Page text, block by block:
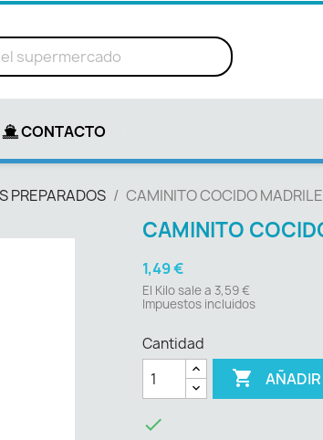
CONTACTO
PREPARADOS CAMINITO COCIDO
CAMINITO
1,49 €
El Kilo sale a 3,59 €
Impuestos incluidos
Cantidad

